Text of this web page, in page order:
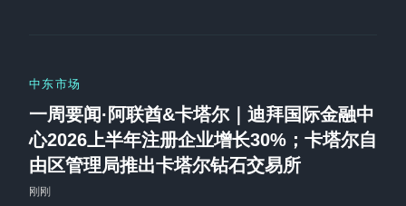
中东市场
一周要闻·阿联酋&卡塔尔｜迪拜国际金融中
心2026上半年注册企业增长30%；卡塔尔自
由区管理局推出卡塔尔钻石交易所
刚刚